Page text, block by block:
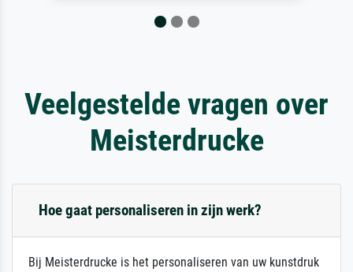
Veelgestelde vragen over
Meisterdrucke
Hoe gaat personaliseren in zijn werk?
Bij Meisterdrucke is het personaliseren van uw kunstdruk